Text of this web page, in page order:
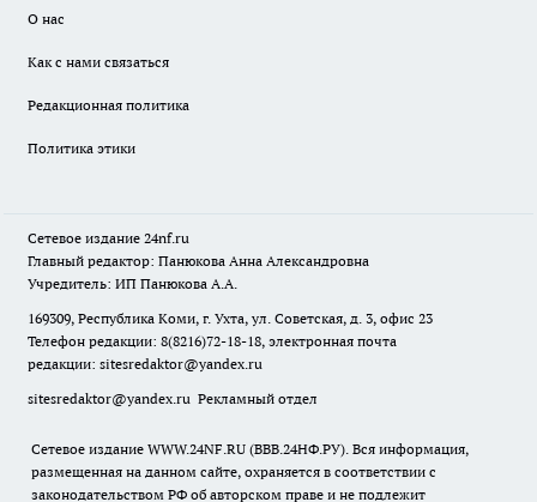
О нас
Как с нами связаться
Редакционная политика
Политика этики
Сетевое издание 24nf.ru
Главный редактор: Панюкова Анна Александровна
Учредитель: ИП Панюкова А.А.
169309, Республика Коми, г. Ухта, ул. Советская, д. 3, офис 23
Телефон редакции: 8(8216)72-18-18, электронная почта
редакции: sitesredaktor@yandex.ru
sitesredaktor@yandex.ru Рекламный отдел
Сетевое издание WWW.24NF.RU (ВВВ.24НФ.РУ). Вся информация,
размещенная на данном сайте, охраняется в соответствии с
законодательством РФ об авторском праве и не подлежит